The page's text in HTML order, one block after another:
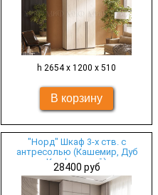
h 2654 х 1200 х 510
"Норд" Шкаф 3-х ств. с
антресолью (Кашемир, Дуб
Крафт серый)
28400 руб